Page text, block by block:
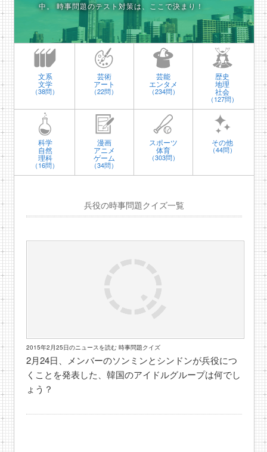
中。
時事問題のテスト対策は、ここで決まり！
文系
文学
（38問）
芸術
アート
（22問）
芸能
エンタメ
（234問）
歴史
地理
社会
（127問）
科学
自然
理科
（16問）
漫画
アニメ
ゲーム
（34問）
スポーツ
体育
（303問）
その他
（44問）
兵役の時事問題クイズ一覧
2015年2月25日のニュースを読む 時事問題クイズ
2月24日、メンバーのソンミンとシンドンが兵役につ
くことを発表した、韓国のアイドルグループは何でし
ょう？